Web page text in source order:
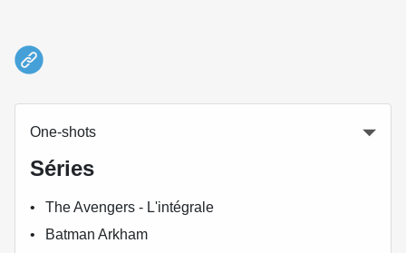
One-shots
Séries
The Avengers - L'intégrale
Batman Arkham